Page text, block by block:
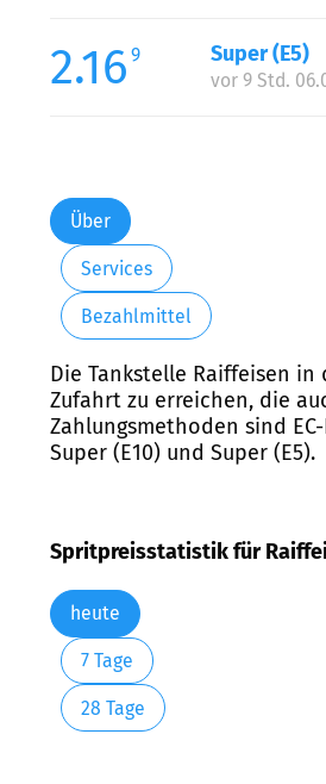
2.16 9 Super (E5)
vor 9 Std.
Über
Services
Bezahlmittel
Die Tankstelle Raiffeisen
Zufahrt zu erreichen, die
Zahlungsmethoden sind
Super (E10) und Super (E5).
Spritpreisstatistik für
heute
7 Tage
28 Tage